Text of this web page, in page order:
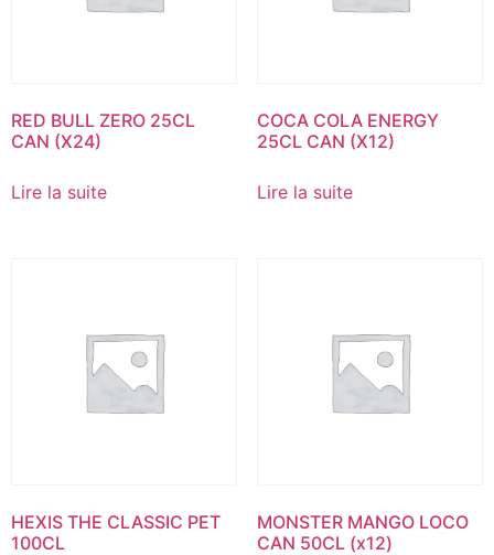
RED BULL ZERO 25CL
CAN (X24)
Lire la suite
COCA COLA ENERGY
25CL CAN (X12)
Lire la suite
HEXIS THE CLASSIC PET
100CL
MONSTER MANGO LOCO
CAN 50CL (x12)